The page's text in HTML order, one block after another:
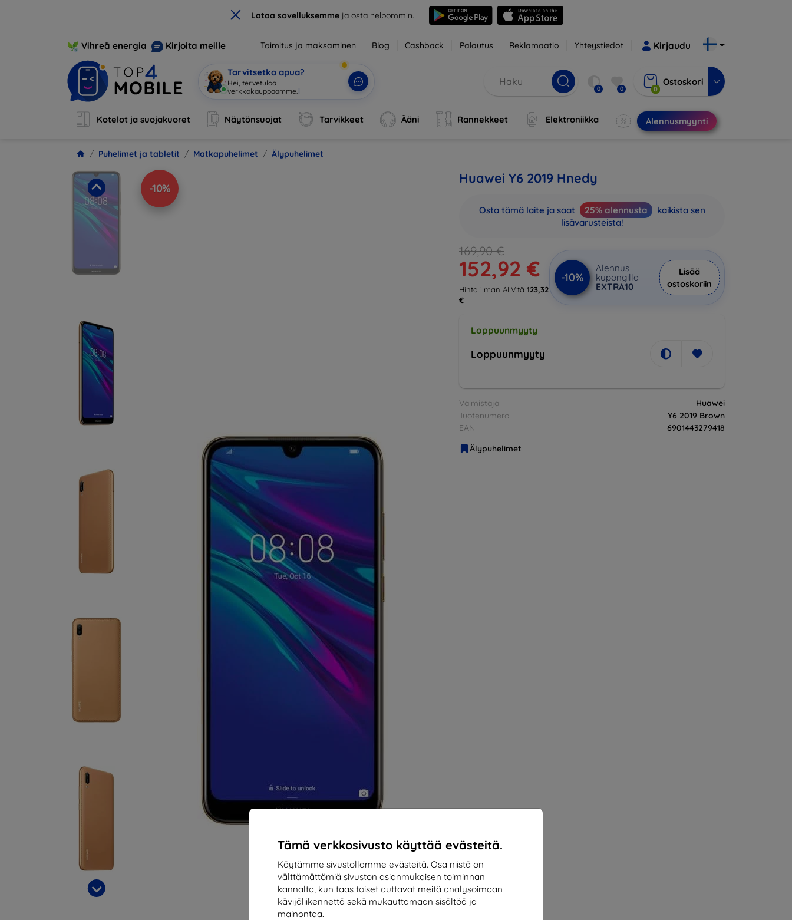
× Lataa sovelluksemmeja osta helpommin.
Tämä verkkosivusto käyttää evästeitä.
Käytämme sivustollamme evästeitä. Osa niistä on
välttämättömiä sivuston asianmukaisen toiminnan
kannalta, kun taas toiset auttavat meitä analysoimaan
kävijäliikennettä sekä mukauttamaan sisältöä ja
mainontaa.
Vihreä energia Kirjoita meille Toimitus ja maksaminen Blog Cashback Palautus Reklamaatio Yhteystiedot Kirjaudu
Tarvitsetko apua?
Ol| 0 0 0
Ostoskori
Kotelot ja suojakuoret Näytönsuojat Tarvikkeet Ääni Rannekkeet Elektroniikka Alennusmyynti
Puhelimet ja tabletit Matkapuhelimet Älypuhelimet
-10%
Huawei Y6 2019 Hnedy
Osta tämä laite ja saat 25% alennusta
kaikista sen
lisävarusteista!
169,90 €
152,92 €
Hinta ilman ALV:tä 123,32
€
-10%
Alennus
kupongilla
EXTRA10
Lisää
ostoskoriin
Loppuunmyyty
Loppuunmyyty
Valmistaja
Huawei
Tuotenumero
Y6 2019 Brown
EAN
6901443279418
Älypuhelimet